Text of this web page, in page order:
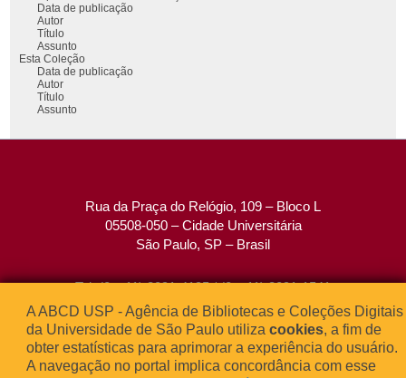
Data de publicação
Autor
Título
Assunto
Esta Coleção
Data de publicação
Autor
Título
Assunto
Rua da Praça do Relógio, 109 – Bloco L
05508-050 – Cidade Universitária
São Paulo, SP – Brasil
Tel: (0xx11) 3091-4195 / (0xx11) 3091-1541
Fax: (0xx11) 3091-1567
E-mail:atendimento@abcd.usp.br
A ABCD USP - Agência de Bibliotecas e Coleções Digitais
da Universidade de São Paulo utiliza cookies, a fim de
obter estatísticas para aprimorar a experiência do usuário.
A navegação no portal implica concordância com esse